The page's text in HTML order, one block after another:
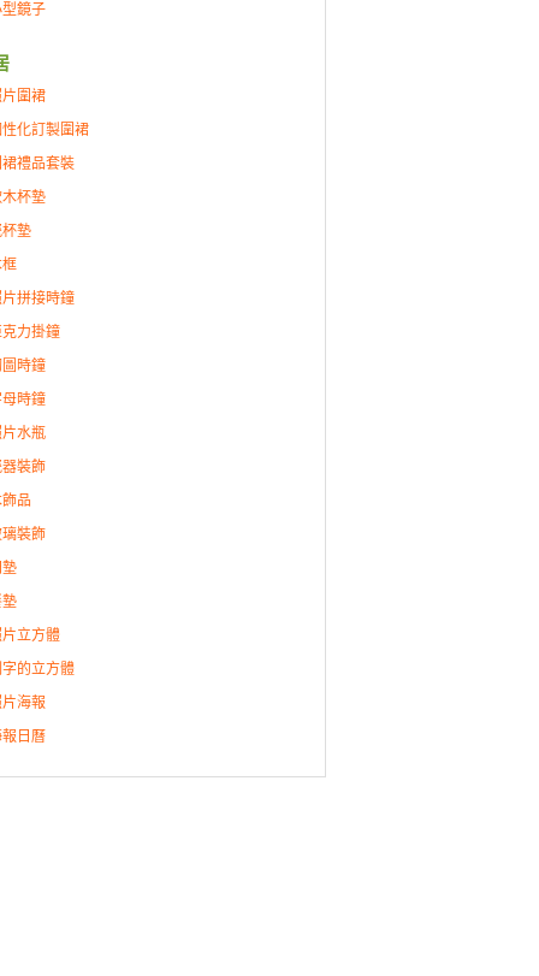
鏡子
圍裙
化訂製圍裙
禮品套裝
杯墊
墊
拼接時鐘
力掛鐘
時鐘
時鐘
水瓶
裝飾
品
裝飾
立方體
的立方體
海報
日曆